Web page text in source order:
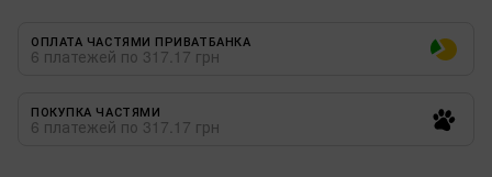
ОПЛАТА ЧАСТЯМИ ПРИВАТБАНКА
6 платежей по 317.17 грн
ПОКУПКА ЧАСТЯМИ
6 платежей по 317.17 грн